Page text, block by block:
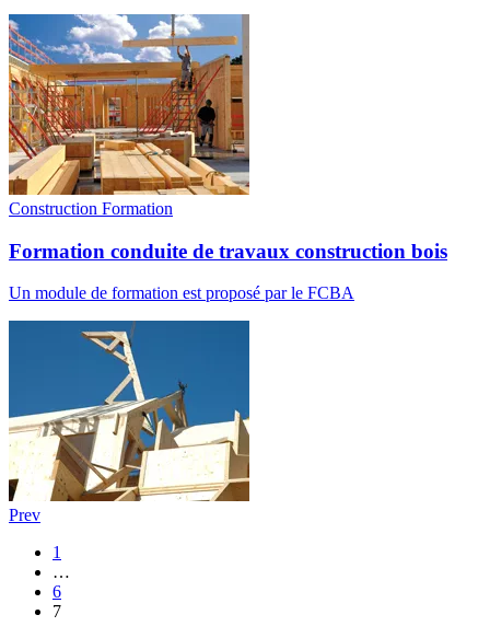
Construction Formation
Formation conduite de travaux construction bois
Un module de formation est proposé par le FCBA
Prev
1
…
6
7